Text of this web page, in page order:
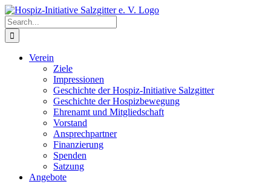
Skip
to
content
Search
for:
Verein
Ziele
Impressionen
Geschichte der Hospiz-Initiative Salzgitter
Geschichte der Hospizbewegung
Ehrenamt und Mitgliedschaft
Vorstand
Ansprechpartner
Finanzierung
Spenden
Satzung
Angebote